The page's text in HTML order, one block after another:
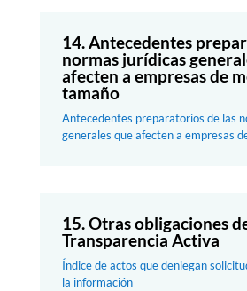
14. Antecedentes
normas jurídicas
afecten a empresas de
tamaño
Antecedentes preparatorios de las
generales que afecten a empresas
15. Otras obligaciones
Transparencia Activa
Índice de actos que deniegan
la información